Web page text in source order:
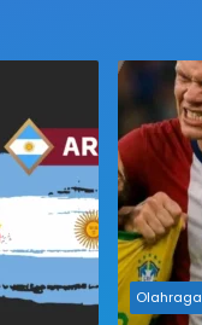
Olahraga